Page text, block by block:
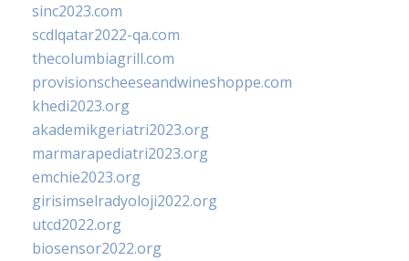
sinc2023.com
scdlqatar2022-qa.com
thecolumbiagrill.com
provisionscheeseandwineshoppe.com
khedi2023.org
akademikgeriatri2023.org
marmarapediatri2023.org
emchie2023.org
girisimselradyoloji2022.org
utcd2022.org
biosensor2022.org